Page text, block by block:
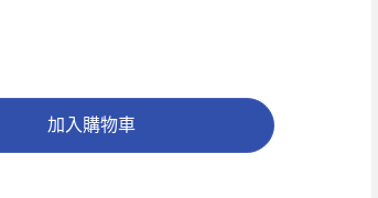
加入購物車